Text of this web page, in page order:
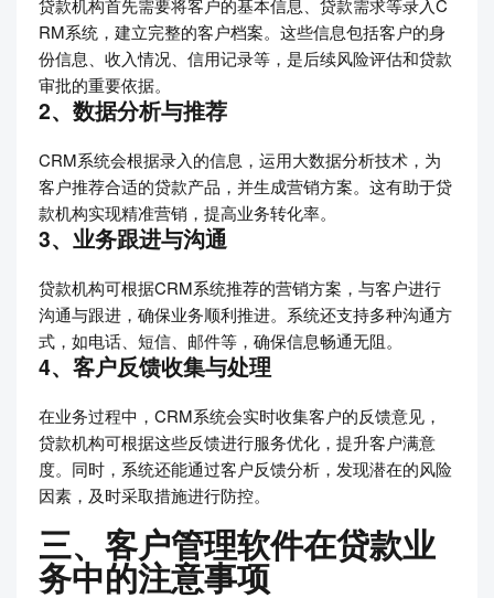
贷款机构首先需要将客户的基本信息、贷款需求等录入C
RM系统，建立完整的客户档案。这些信息包括客户的身
份信息、收入情况、信用记录等，是后续风险评估和贷款
审批的重要依据。
2、数据分析与推荐
CRM系统会根据录入的信息，运用大数据分析技术，为
客户推荐合适的贷款产品，并生成营销方案。这有助于贷
款机构实现精准营销，提高业务转化率。
3、业务跟进与沟通
贷款机构可根据CRM系统推荐的营销方案，与客户进行
沟通与跟进，确保业务顺利推进。系统还支持多种沟通方
式，如电话、短信、邮件等，确保信息畅通无阻。
4、客户反馈收集与处理
在业务过程中，CRM系统会实时收集客户的反馈意见，
贷款机构可根据这些反馈进行服务优化，提升客户满意
度。同时，系统还能通过客户反馈分析，发现潜在的风险
因素，及时采取措施进行防控。
三、客户管理软件在贷款业
务中的注意事项